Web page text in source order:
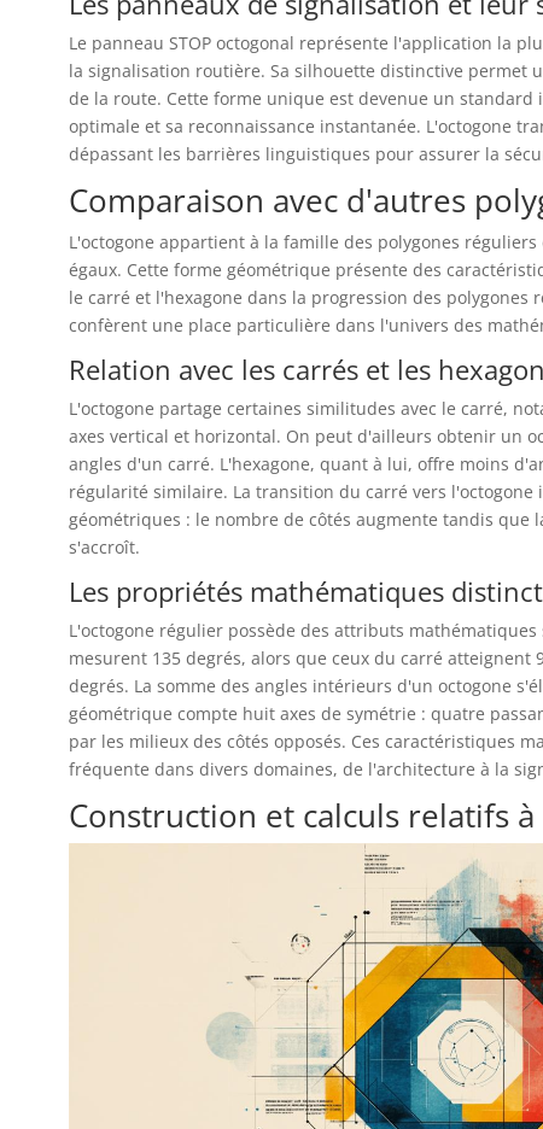
Le panneau STOP octogonal représente l'application la
la signalisation routière. Sa silhouette distinctive permet
de la route. Cette forme unique est devenue un
optimale et sa reconnaissance instantanée. L'octogone
dépassant les barrières linguistiques pour assurer la
Comparaison avec d'autres
L'octogone appartient à la famille des polygones
égaux. Cette forme géométrique présente des
le carré et l'hexagone dans la progression des polygones
confèrent une place particulière dans l'univers des
Relation avec les carrés et les
L'octogone partage certaines similitudes avec le carré,
axes vertical et horizontal. On peut d'ailleurs obtenir un
angles d'un carré. L'hexagone, quant à lui, offre moins
régularité similaire. La transition du carré vers
géométriques : le nombre de côtés augmente tandis que
s'accroît.
Les propriétés mathématiques
L'octogone régulier possède des attributs
mesurent 135 degrés, alors que ceux du carré atteignent
degrés. La somme des angles intérieurs d'un octogone
géométrique compte huit axes de symétrie : quatre
par les milieux des côtés opposés. Ces caractéristiques
fréquente dans divers domaines, de l'architecture à la
Construction et calculs relatifs